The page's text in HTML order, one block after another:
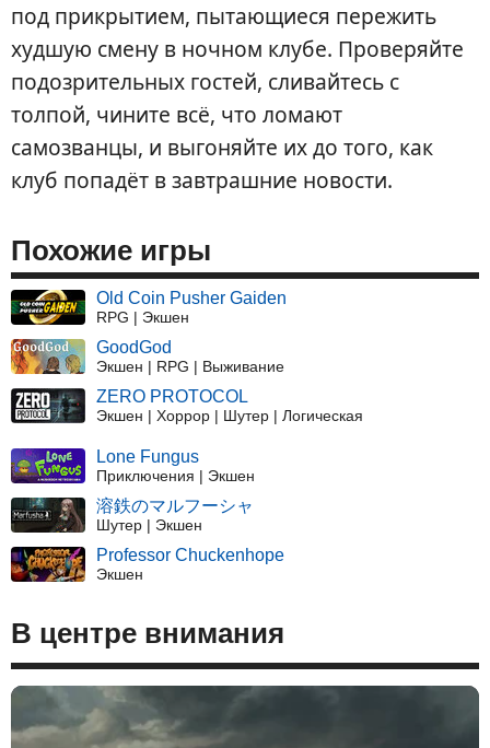
под прикрытием, пытающиеся пережить
худшую смену в ночном клубе. Проверяйте
подозрительных гостей, сливайтесь с
толпой, чините всё, что ломают
самозванцы, и выгоняйте их до того, как
клуб попадёт в завтрашние новости.
Похожие игры
Old Coin Pusher Gaiden
RPG | Экшен
GoodGod
Экшен | RPG | Выживание
ZERO PROTOCOL
Экшен | Хоррор | Шутер | Логическая
Lone Fungus
Приключения | Экшен
溶鉄のマルフーシャ
Шутер | Экшен
Professor Chuckenhope
Экшен
В центре внимания